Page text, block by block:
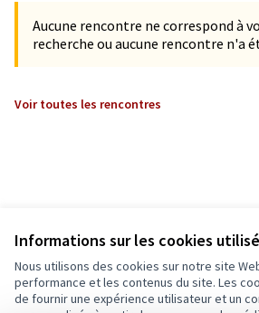
Informations sur les cookies
Nous utilisons des cookies sur notre site
performance et les contenus du site. Les
de fournir une expérience utilisateur et un
Aucune rencontre ne correspond à
recherche ou aucune rencontre n'a
Voir toutes les rencontres